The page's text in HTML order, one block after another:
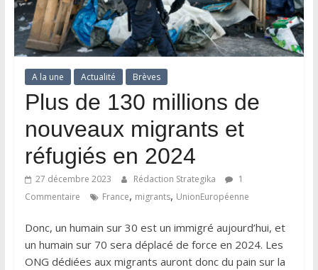
A la une Actualité Brèves
Plus de 130 millions de
nouveaux migrants et
réfugiés en 2024
27 décembre 2023 Rédaction Strategika
1
Commentaire
France, migrants, UnionEuropéenne
Donc, un humain sur 30 est un immigré aujourd’hui, et
un humain sur 70 sera déplacé de force en 2024. Les
ONG dédiées aux migrants auront donc du pain sur la